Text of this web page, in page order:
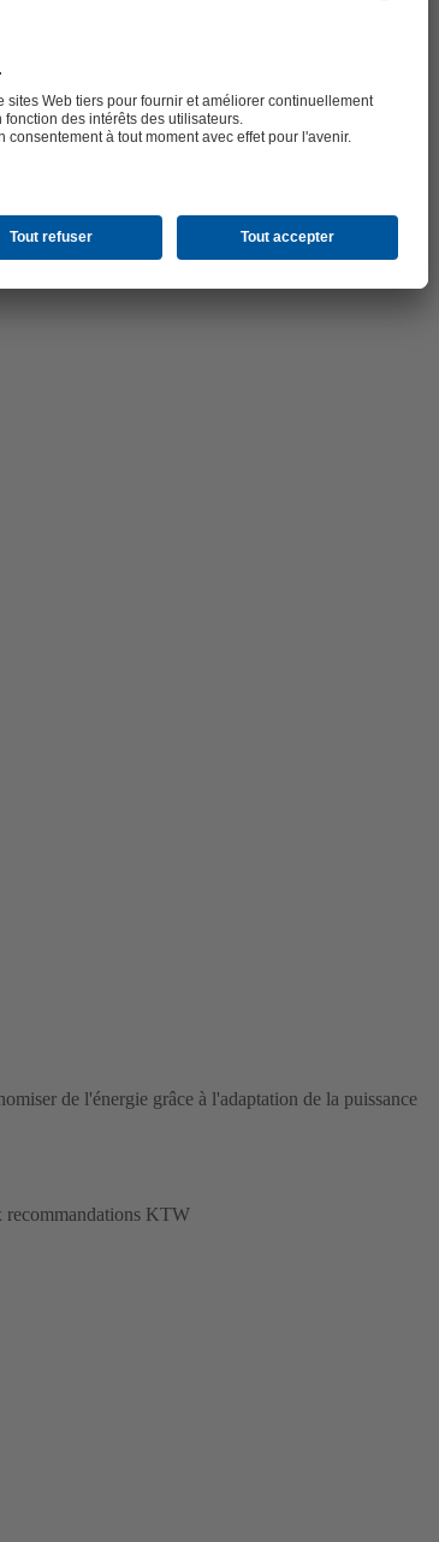
de l'énergie grâce à l'adaptation de la puissance
recommandations KTW